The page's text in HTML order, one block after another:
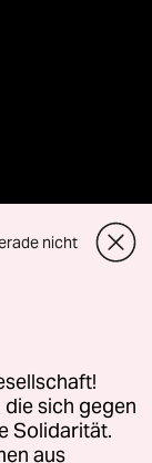
Genehmigungen
nicht
sich gegen
Solidarität.
aus